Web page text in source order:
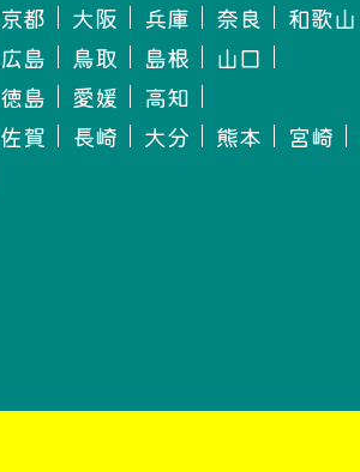
京都 大阪 兵庫 奈良
和歌山
広島 鳥取 島根
山口
徳島 愛媛
高知
佐賀 長崎 大分 熊本 宮崎